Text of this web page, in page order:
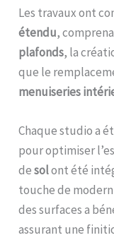
Les travaux ont
étendu,
plafonds, la
que le
menuiseries
Chaque studio a
pour optimiser
desolont été
touche de
des surfaces a
assurant une